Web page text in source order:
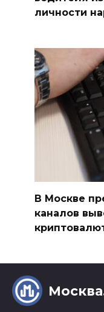
личности
В Москве
каналов